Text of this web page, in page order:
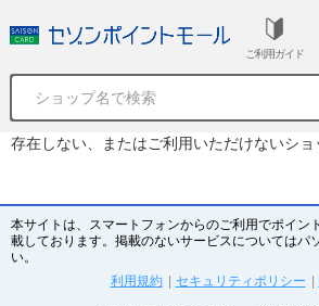
ご利用ガイド
存在しない、またはご利用いただけないショ
本サイトは、スマートフォンからのご利用でポイン
載しております。掲載のないサービスについてはパ
い。
利用規約
セキュリティポリシー